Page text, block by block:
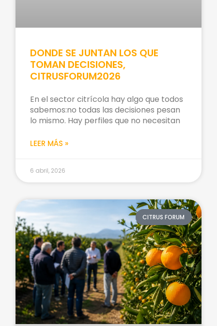
DONDE SE JUNTAN LOS QUE
TOMAN DECISIONES,
CITRUSFORUM2026
En el sector citrícola hay algo que todos
sabemos:no todas las decisiones pesan
lo mismo. Hay perfiles que no necesitan
LEER MÁS »
6 abril, 2026
CITRUS FORUM